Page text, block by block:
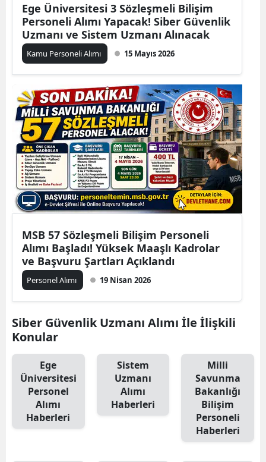
Ege Üniversitesi 3 Sözleşmeli Bilişim
Personeli Alımı Yapacak! Siber Güvenlik
Uzmanı ve Sistem Uzmanı Alınacak
Kamu Personeli Alımı 15 Mayıs 2026
MSB 57 Sözleşmeli Bilişim Personeli
Alımı Başladı! Yüksek Maaşlı Kadrolar
ve Başvuru Şartları Açıklandı
Personel Alımı 19 Nisan 2026
Siber Güvenlik Uzmanı Alımı İle İlişkili
Konular
Ege
Üniversitesi
Personel
Alımı
Haberleri
Sistem
Uzmanı
Alımı
Haberleri
Milli
Savunma
Bakanlığı
Bilişim
Personeli
Haberleri